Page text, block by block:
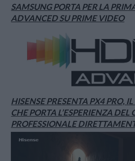
SAMSUNG PORTA PER LA
ADVANCED SU PRIME VIDEO
HISENSE PRESENTA PX4 PRO,
CHE PORTA L’ESPERIENZA DEL
PROFESSIONALE